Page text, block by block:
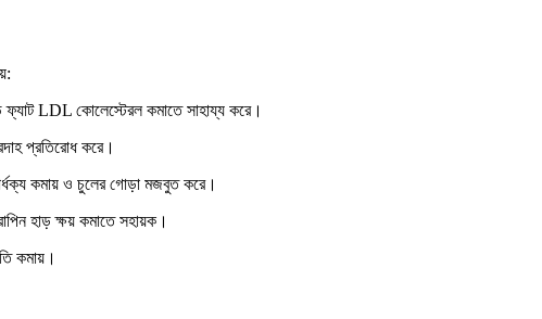
LDL কোলেস্টেরল কমাতে সাহায্য করে।
প্রতিরোধ করে।
কমায় ও চুলের গোড়া মজবুত করে।
হাড় ক্ষয় কমাতে সহায়ক।
কমায়।